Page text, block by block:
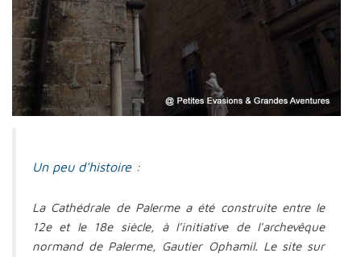
Un peu d'histoire :
La Cathédrale de Palerme a été construite entre le
12e et le 18e siècle, à l'initiative de l'archevêque
normand de Palerme, Gautier Ophamil. Le site sur